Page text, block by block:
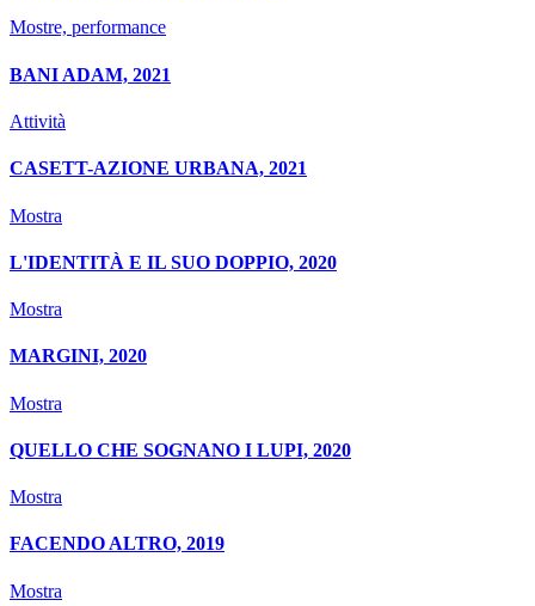
Mostre, performance
BANI ADAM, 2021
Attività
CASETT-AZIONE URBANA, 2021
Mostra
L'IDENTITÀ E IL SUO DOPPIO, 2020
Mostra
MARGINI, 2020
Mostra
QUELLO CHE SOGNANO I LUPI, 2020
Mostra
FACENDO ALTRO, 2019
Mostra